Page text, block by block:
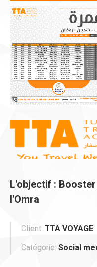
L'objectif :
l'Omra
Client: TTA VOYAGE
Catégorie: Social